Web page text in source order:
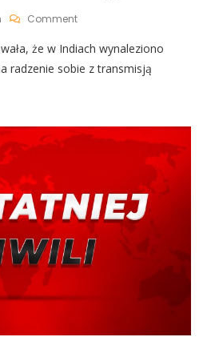
CommentOn
Krowie
Odchody
Koronawirusa?
Lekarze
że w Indiach wynaleziono
radzenie sobie z transmisją